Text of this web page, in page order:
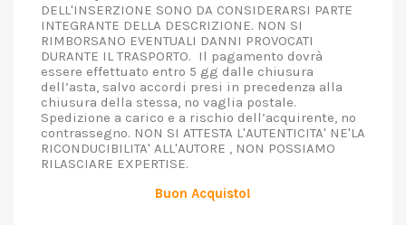
DELL'INSERZIONE SONO DA CONSIDERARSI PARTE
INTEGRANTE DELLA DESCRIZIONE. NON SI
RIMBORSANO EVENTUALI DANNI PROVOCATI
DURANTE IL TRASPORTO. Il pagamento dovrà
essere effettuato entro 5 gg dalle chiusura
dell’asta, salvo accordi presi in precedenza alla
chiusura della stessa, no vaglia postale.
Spedizione a carico e a rischio dell’acquirente, no
contrassegno. NON SI ATTESTA L'AUTENTICITA' NE'LA
RICONDUCIBILITA' ALL'AUTORE , NON POSSIAMO
RILASCIARE EXPERTISE.
Buon Acquisto!